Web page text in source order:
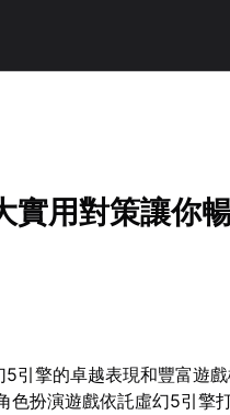
實用對策讓你
引擎的卓越表現和豐富遊
色扮演遊戲依託虛幻5引擎